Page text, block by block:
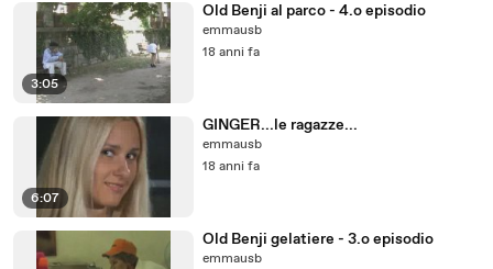
3:05
Old Benji al parco - 4.o episodio
emmausb
18 anni fa
6:07
GINGER...le ragazze...
emmausb
18 anni fa
Old Benji gelatiere - 3.o episodio
emmausb